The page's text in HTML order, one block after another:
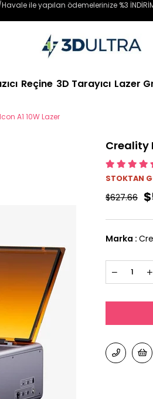
ile yapılan ödemelerinize %3
Reçine 3D Tarayıcı Lazer
A1 10W Lazer
Creality
STOKTAN
$627.66
Marka :